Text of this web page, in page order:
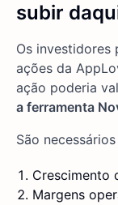
subir
Os investidores
ações da
ação poderia
a ferramenta
São
Crescimento
Margens